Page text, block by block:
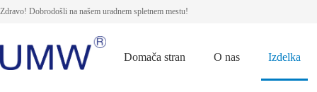
Zdravo! Dobrodošli na našem uradnem spletnem mestu!
Domača stran O nas Izdelka